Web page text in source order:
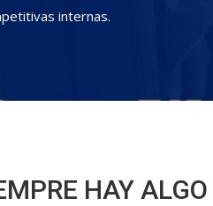
internas.
HAY